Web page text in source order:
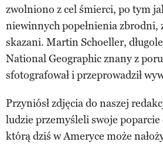
zwolniono z cel śmierci, po tym
niewinnych popełnienia zbrodni,
skazani. Martin Schoeller,
National Geographic znany z
sfotografował i przeprowadził
Przyniósł zdjęcia do naszej
ludzie przemyśleli swoje
którą dziś w Ameryce może